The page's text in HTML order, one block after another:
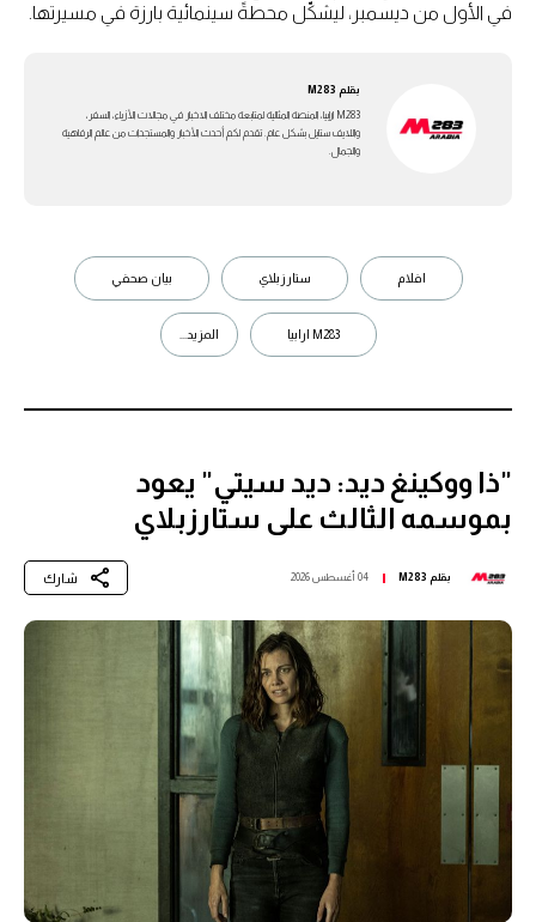
في الأول من ديسمبر، ليشكّل محطةً سينمائية بارزة في مسيرتها.
بقلم M283
M283 ارابيا، المنصة المثالية لمتابعة مختلف الاخبار في مجالات الأزياء، السفر،
واللايف ستايل بشكل عام. تقدم لكم أحدث الأخبار والمستجدات من عالم الرفاهية
والجمال.
افلام ستارزبلاي بيان صحفي
M283 ارابيا المزيد...
"ذا ووكينغ ديد: ديد سيتي" يعود
بموسمه الثالث على ستارزبلاي
بقلم M283 04 أغسطس 2026 شارك